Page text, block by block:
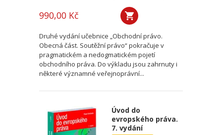
990,00 Kč
Druhé vydání učebnice „Obchodní právo.
Obecná část. Soutěžní právo“ pokračuje v
pragmatickém a nedogmatickém pojetí
obchodního práva. Do výkladu jsou zahrnuty i
některé významné veřejnoprávní...
Úvod do
evropského práva.
7. vydání